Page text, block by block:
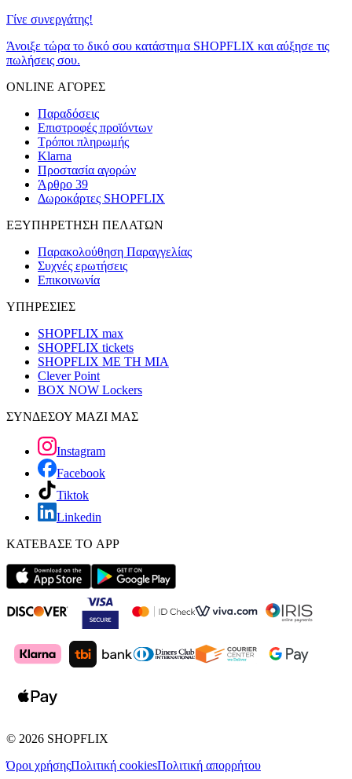
Γίνε συνεργάτης!
Άνοιξε τώρα το δικό σου κατάστημα SHOPFLIX και αύξησε τις
πωλήσεις σου.
ONLINE ΑΓΟΡΕΣ
Παραδόσεις
Επιστροφές προϊόντων
Τρόποι πληρωμής
Klarna
Προστασία αγορών
Άρθρο 39
Δωροκάρτες SHOPFLIX
ΕΞΥΠΗΡΕΤΗΣΗ ΠΕΛΑΤΩΝ
Παρακολούθηση Παραγγελίας
Συχνές ερωτήσεις
Επικοινωνία
ΥΠΗΡΕΣΙΕΣ
SHOPFLIX max
SHOPFLIX tickets
SHOPFLIX ΜΕ ΤΗ ΜΙΑ
Clever Point
BOX NOW Lockers
ΣΥΝΔΕΣΟΥ ΜΑΖΙ ΜΑΣ
Instagram
Facebook
Tiktok
Linkedin
ΚΑΤΕΒΑΣΕ ΤΟ APP
© 2026 SHOPFLIX
Όροι χρήσηςΠολιτική cookiesΠολιτική απορρήτου